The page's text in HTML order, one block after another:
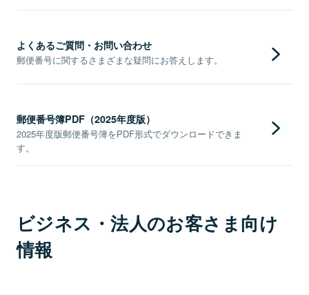
よくあるご質問・お問い合わせ
郵便番号に関するさまざまな疑問にお答えします。
郵便番号簿PDF（2025年度版）
2025年度版郵便番号簿をPDF形式でダウンロードできま
す。
ビジネス・法人のお客さま向け
情報